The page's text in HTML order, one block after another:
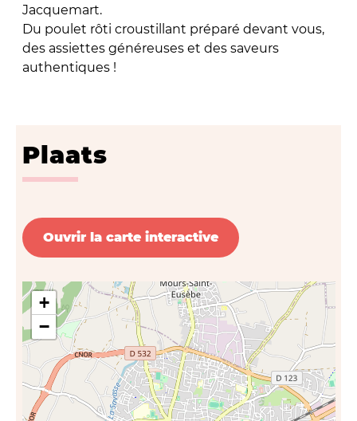
Jacquemart.
Du poulet rôti croustillant préparé devant vous,
des assiettes généreuses et des saveurs
authentiques !
Plaats
Ouvrir la carte interactive
+
−